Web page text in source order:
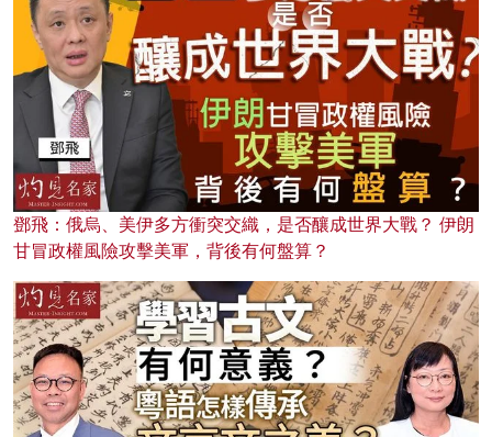
鄧飛：俄烏、美伊多方衝突交織，是否釀成世界大戰？ 伊朗
甘冒政權風險攻擊美軍，背後有何盤算？